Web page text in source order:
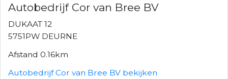
Autobedrijf Cor van Bree BV
DUKAAT 12
5751PW DEURNE
Afstand 0.16km
Autobedrijf Cor van Bree BV bekijken